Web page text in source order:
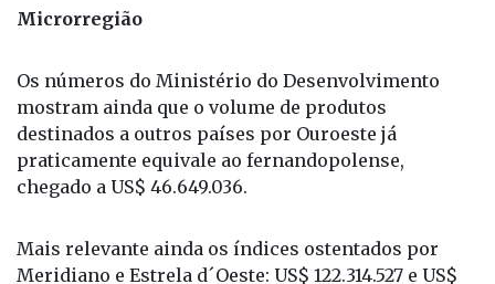
Os números do Ministério do Desenvolvimento
praticamente equivale ao fernandopolense,
chegado a US$ 46.649.036.
Mais relevante ainda os índices ostentados por
porte muito maiores.